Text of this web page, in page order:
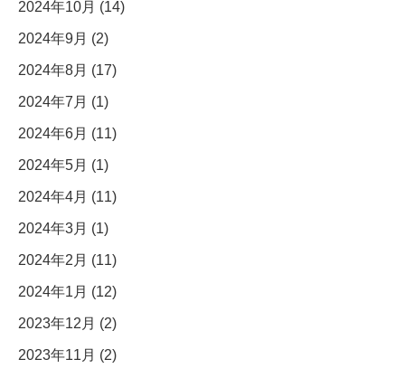
2024年10月 (14)
2024年9月 (2)
2024年8月 (17)
2024年7月 (1)
2024年6月 (11)
2024年5月 (1)
2024年4月 (11)
2024年3月 (1)
2024年2月 (11)
2024年1月 (12)
2023年12月 (2)
2023年11月 (2)